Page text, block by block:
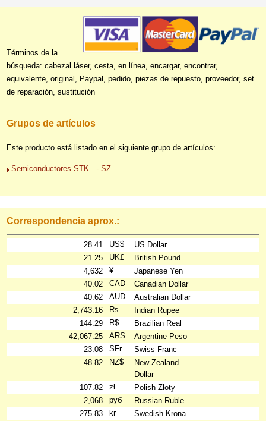
Términos de la
búsqueda: cabezal láser, cesta, en línea, encargar, encontrar,
equivalente, original, Paypal, pedido, piezas de repuesto, proveedor, set
de reparación, sustitución
Grupos de artículos
Este producto está listado en el siguiente grupo de artículos:
Semiconductores STK.. - SZ..
Correspondencia aprox.:
28.41 US$
US Dollar
21.25
UK£
British Pound
4,632
¥
Japanese Yen
40.02
CAD
Canadian Dollar
40.62
AUD
Australian Dollar
2,743.16
₨
Indian Rupee
144.29
R$
Brazilian Real
42,067.25
ARS
Argentine Peso
23.08
SFr.
Swiss Franc
48.82
NZ$
New Zealand
Dollar
107.82
zł
Polish Złoty
2,068
руб
Russian Ruble
275.83
kr
Swedish Krona